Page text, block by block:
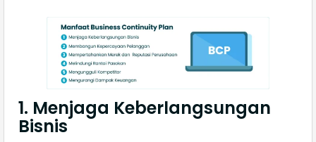
1. Menjaga Keberlangsungan
Bisnis